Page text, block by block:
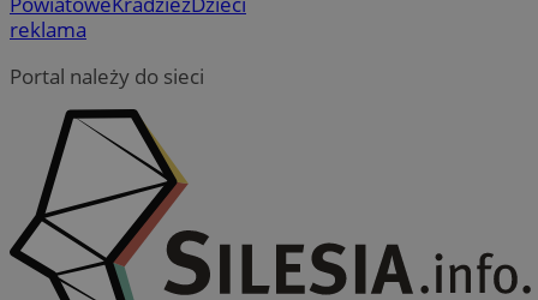
reklama
Portal należy do sieci